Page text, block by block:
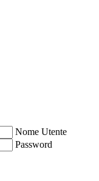
Nome Utente
Password